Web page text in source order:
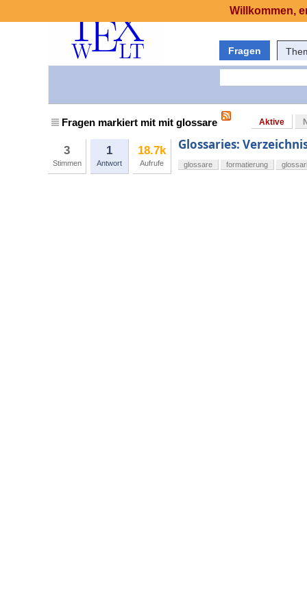
Fragen
Fragen markiert mit mit glossare Aktive
3
Stimmen
1
Antwort
18.7k
Aufrufe
Glossaries:
glossare formatierung
Willkommen,